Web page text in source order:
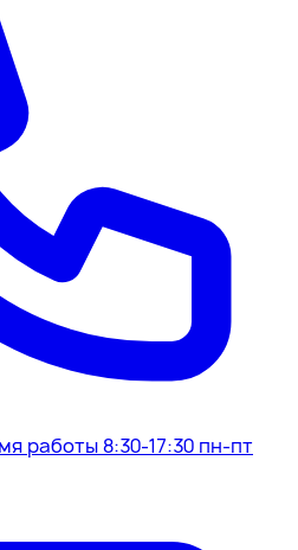
работы 8:30-17:30 пн-пт